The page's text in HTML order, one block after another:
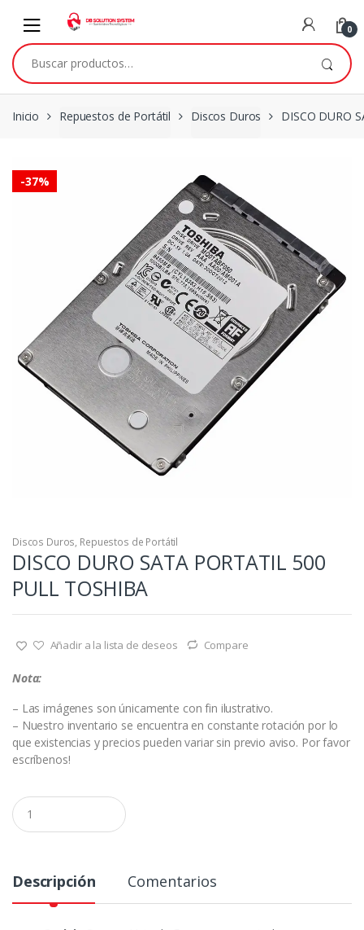
0
Inicio Repuestos de Portátil Discos Duros DISCO DURO
-37%
Discos Duros, Repuestos de Portátil
DISCO DURO SATA PORTATIL 500
PULL TOSHIBA
Añadir a la lista de deseos Compare
Nota:
– Las imágenes son únicamente con fin ilustrativo.
– Nuestro inventario se encuentra en constante rotación por lo
que existencias y precios pueden variar sin previo aviso. Por favor
escríbenos!
C
a
n
d
a
d
Descripción Comentarios